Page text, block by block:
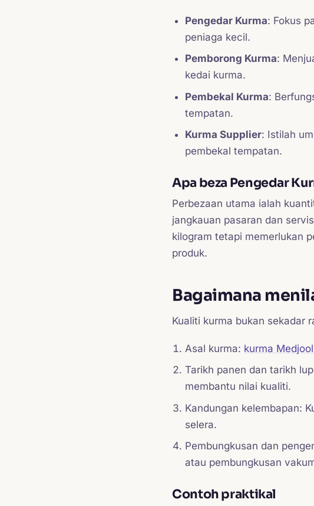
Pengedar Kurma: Fokus
peniaga kecil.
Pemborong Kurma:
kedai kurma.
Pembekal Kurma:
tempatan.
Kurma Supplier: Istilah
pembekal tempatan.
Apa beza Pengedar
Perbezaan utama ialah
jangkauan pasaran dan
kilogram tetapi memerlukan
produk.
Bagaimana
Kualiti kurma bukan sekadar
Asal kurma: kurma Medjool
Tarikh panen dan tarikh
membantu nilai kualiti.
Kandungan kelembapan:
selera.
Pembungkusan dan
atau pembungkusan
Contoh praktikal